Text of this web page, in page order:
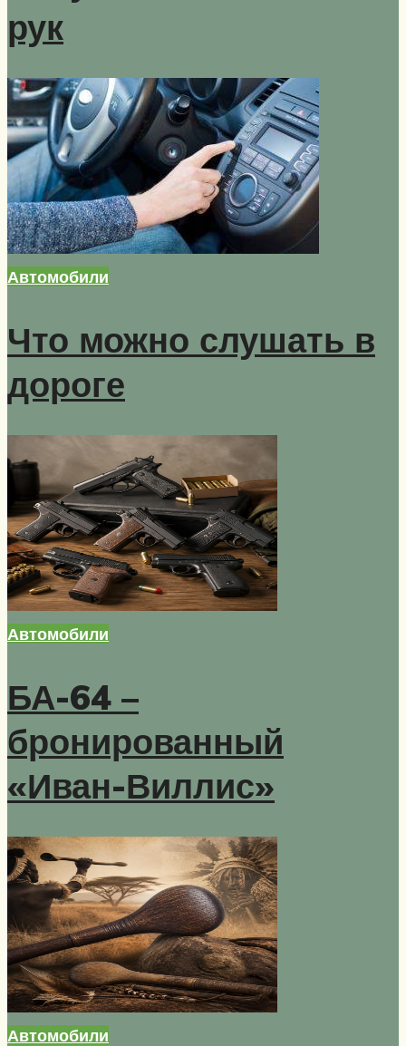
рук
Автомобили
Что можно слушать в
дороге
Автомобили
БА-64 –
бронированный
«Иван-Виллис»
Автомобили